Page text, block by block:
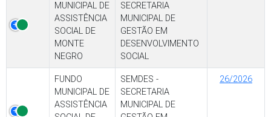
MUNICIPAL DE
ASSISTÊNCIA
SOCIAL DE
MONTE
NEGRO
SECRETARIA
MUNICIPAL DE
GESTÃO EM
DESENVOLVIMENTO
SOCIAL
FUNDO
MUNICIPAL DE
ASSISTÊNCIA
SEMDES -
SECRETARIA
MUNICIPAL DE
26/2026